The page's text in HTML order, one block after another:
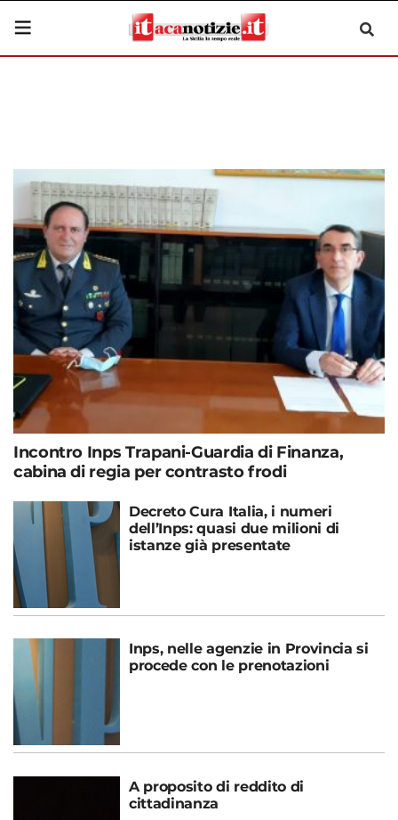
Incontro Inps Trapani-Guardia di Finanza,
cabina di regia per contrasto frodi
Decreto Cura Italia, i numeri
dell’Inps: quasi due milioni di
istanze già presentate
Inps, nelle agenzie in Provincia si
procede con le prenotazioni
A proposito di reddito di
cittadinanza